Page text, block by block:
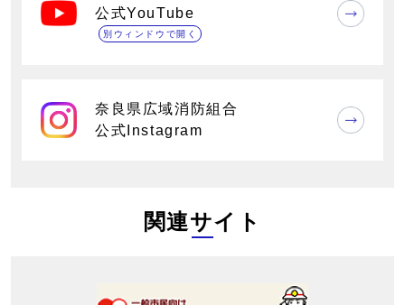
公式YouTube
別ウィンドウで開く
奈良県広域消防組合
公式Instagram
関連サイト